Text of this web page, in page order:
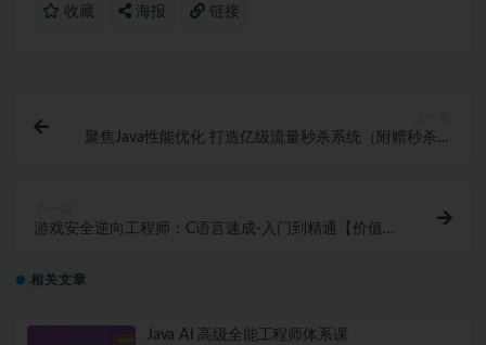
收藏 海报 链接
聚焦Java性能优化 打造亿级流量秒杀系统（附赠秒杀项
游戏安全逆向工程师：C语言速成-入门到精通【价值
相关文章
Java AI 高级全能工程师体系课